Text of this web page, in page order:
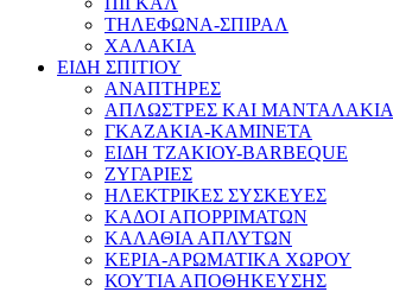
ΤΗΛΕΦΩΝΑ-ΣΠΙΡΑΛ
ΧΑΛΑΚΙΑ
ΕΙΔΗ ΣΠΙΤΙΟΥ
ΑΝΑΠΤΗΡΕΣ
ΑΠΛΩΣΤΡΕΣ ΚΑΙ ΜΑΝΤΑΛΑΚΙΑ
ΓΚΑΖΑΚΙΑ-ΚΑΜΙΝΕΤΑ
ΕΙΔΗ ΤΖΑΚΙΟΥ-BARBEQUE
ΖΥΓΑΡΙΕΣ
ΗΛΕΚΤΡΙΚΕΣ ΣΥΣΚΕΥΕΣ
ΚΑΔΟΙ ΑΠΟΡΡΙΜΑΤΩΝ
ΚΑΛΑΘΙΑ ΑΠΛΥΤΩΝ
ΚΕΡΙΑ-ΑΡΩΜΑΤΙΚΑ ΧΩΡΟΥ
ΚΟΥΤΙΑ ΑΠΟΘΗΚΕΥΣΗΣ